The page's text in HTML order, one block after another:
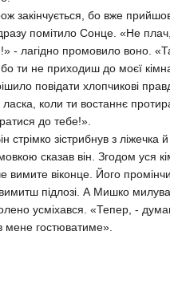
закінчується, бо вже
помітило Сонце. «Не
- лагідно промовило воно.
ти не приходиш до моєї
повідати хлопчикові
коли ти востаннє
до тебе!».
стрімко зістрибнув з ліжечка
сказав він. Згодом уся
віконце. Його
підлозі. А Мишко
усміхався. «Тепер, -
мене гостюватиме».